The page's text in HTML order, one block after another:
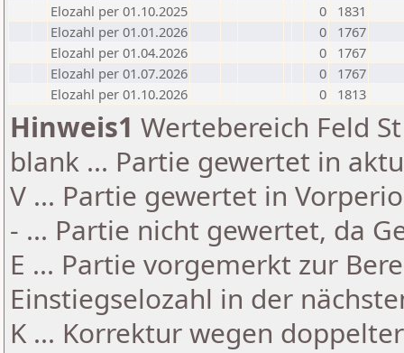
Elozahl per 01.10.2025
0
1831
Elozahl per 01.01.2026
0
1767
Elozahl per 01.04.2026
0
1767
Elozahl per 01.07.2026
0
1767
Elozahl per 01.10.2026
0 1813
Hinweis1 Wertebereich Feld
blank ... Partie gewertet in
V ... Partie gewertet in
- ... Partie nicht gewertet, da
E ... Partie vorgemerkt zur
Einstiegselozahl in der
K ... Korrektur wegen